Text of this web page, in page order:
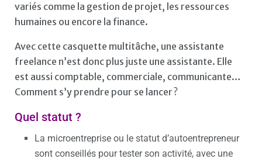
variés comme la gestion de projet, les ressources
humaines ou encore la finance.
Avec cette casquette multitâche, une assistante
freelance n’est donc plus juste une assistante. Elle
est aussi comptable, commerciale, communicante…
Comment s’y prendre pour se lancer ?
Quel statut ?
La microentreprise ou le statut d’autoentrepreneur
sont conseillés pour tester son activité, avec une